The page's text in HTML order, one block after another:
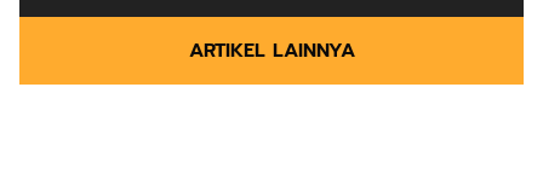
ARTIKEL LAINNYA